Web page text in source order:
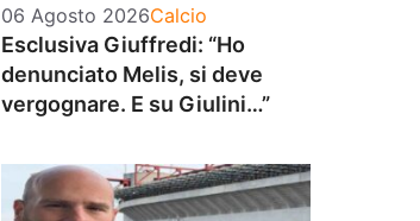
06 Agosto 2026Categorie
Calcio
Esclusiva Giuffredi: “Ho
denunciato Melis, si deve
vergognare. E su Giulini…”